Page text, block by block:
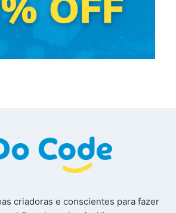
criadoras e conscientes para fazer